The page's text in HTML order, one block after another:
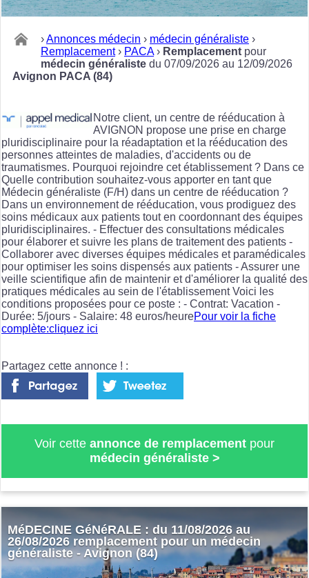
›Annonces médecin › médecin généraliste ›
Remplacement › PACA › Remplacement pour
médecin généraliste du 07/09/2026 au 12/09/2026
Avignon PACA (84)
Notre client, un centre de rééducation à
AVIGNON propose une prise en charge
pluridisciplinaire pour la réadaptation et la rééducation des
personnes atteintes de maladies, d'accidents ou de
traumatismes. Pourquoi rejoindre cet établissement ? Dans ce
Quelle contribution souhaitez-vous apporter en tant que
Médecin généraliste (F/H) dans un centre de rééducation ?
Dans un environnement de rééducation, vous prodiguez des
soins médicaux aux patients tout en coordonnant des équipes
pluridisciplinaires. - Effectuer des consultations médicales
pour élaborer et suivre les plans de traitement des patients -
Collaborer avec diverses équipes médicales et paramédicales
pour optimiser les soins dispensés aux patients - Assurer une
veille scientifique afin de maintenir et d'améliorer la qualité des
pratiques médicales au sein de l'établissement Voici les
conditions proposées pour ce poste : - Contrat: Vacation -
Durée: 5/jours - Salaire: 48 euros/heurePour voir la fiche
complète:cliquez ici
Partagez cette annonce ! :
Voir cette annonce de remplacement pour
médecin généraliste>
MéDECINE GéNéRALE : du 11/08/2026 au
26/08/2026 remplacement pour un médecin
généraliste - Avignon (84)